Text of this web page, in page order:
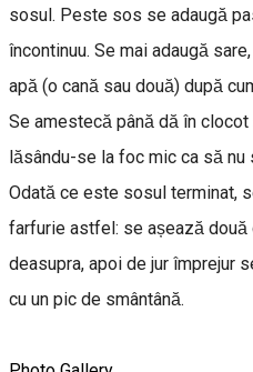
sosul. Peste sos se adaugă
încontinuu. Se mai adaugă
apă (o cană sau două) după
Se amestecă până dă în
lăsându-se la foc mic ca să nu
Odată ce este sosul terminat,
farfurie astfel: se așează două
deasupra, apoi de jur împrejur
cu un pic de smântână.